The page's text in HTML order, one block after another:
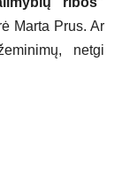
Marta Prus. Ar
netgi